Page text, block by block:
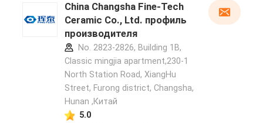
China Changsha Fine-Tech
Ceramic Co., Ltd. профиль
производителя
No. 2823-2826, Building 1B,
Classic mingjia apartment,230-1
North Station Road, XiangHu
Street, Furong district, Changsha,
Hunan ,Китай
5.0